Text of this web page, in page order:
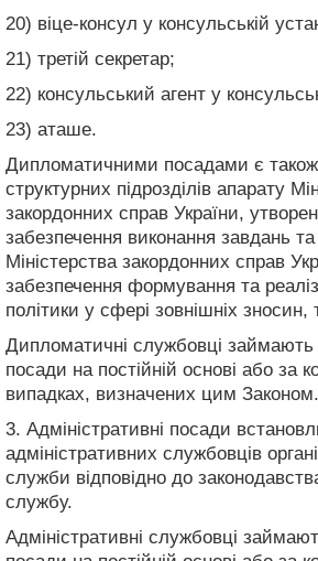
20) віце-консул у консульській
21) третій секретар;
22) консульський агент у
23) аташе.
Дипломатичними посадами є також
структурних підрозділів апарату
закордонних справ України,
забезпечення виконання завдань
Міністерства закордонних справ
забезпечення формування та
політики у сфері зовнішніх зносин,
Дипломатичні службовці займають
посади на постійній основі або за
випадках, визначених цим Законом.
3. Адміністративні посади
адміністративних службовців
служби відповідно до
службу.
Адміністративні службовці